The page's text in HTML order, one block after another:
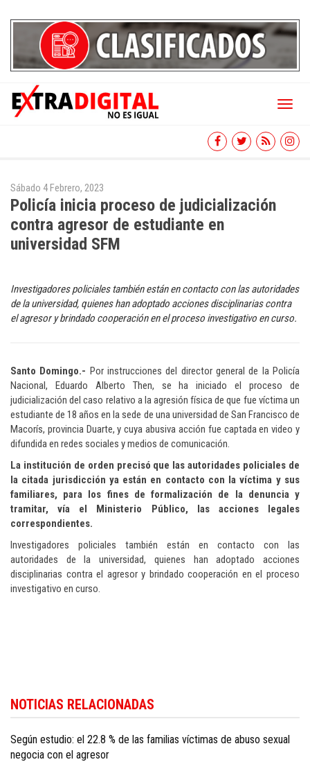
Toggle
Sábado 4 Febrero, 2023
Policía inicia proceso de judicialización
contra agresor de estudiante en
universidad SFM
Investigadores policiales también están en contacto con las autoridades
de la universidad, quienes han adoptado acciones disciplinarias contra
el agresor y brindado cooperación en el proceso investigativo en curso.
Santo Domingo.- Por instrucciones del director general de la Policía
Nacional, Eduardo Alberto Then, se ha iniciado el proceso de
judicialización del caso relativo a la agresión física de que fue víctima un
estudiante de 18 años en la sede de una universidad de San Francisco de
Macorís, provincia Duarte, y cuya abusiva acción fue captada en video y
difundida en redes sociales y medios de comunicación.
La institución de orden precisó que las autoridades policiales de
la citada jurisdicción ya están en contacto con la víctima y sus
familiares, para los fines de formalización de la denuncia y
tramitar, vía el Ministerio Público, las acciones legales
correspondientes.
Investigadores policiales también están en contacto con las
autoridades de la universidad, quienes han adoptado acciones
disciplinarias contra el agresor y brindado cooperación en el proceso
investigativo en curso.
Republic news in English.
NOTICIAS RELACIONADAS
Según estudio: el 22.8 % de las familias víctimas de abuso sexual
negocia con el agresor